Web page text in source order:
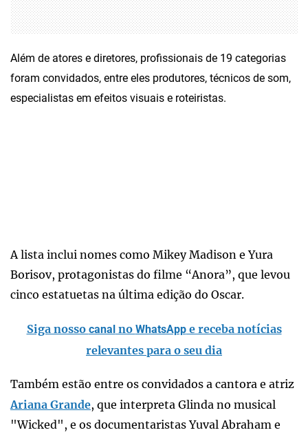
Além de atores e diretores, profissionais de 19 categorias
foram convidados, entre eles produtores, técnicos de som,
especialistas em efeitos visuais e roteiristas.
A lista inclui nomes como Mikey Madison e Yura
Borisov, protagonistas do filme “Anora”, que levou
cinco estatuetas na última edição do Oscar.
Siga nosso canal no WhatsAppe receba notícias
relevantes para o seu dia
Também estão entre os convidados a cantora e atriz
Ariana Grande, que interpreta Glinda no musical
"Wicked", e os documentaristas Yuval Abraham e